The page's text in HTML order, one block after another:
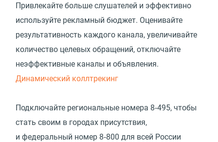
Привлекайте больше слушателей и эффективно
используйте рекламный бюджет. Оценивайте
результативность каждого канала, увеличивайте
количество целевых обращений, отключайте
неэффективные каналы и объявления.
Динамический коллтрекинг
Подключайте региональные номера 8‑495, чтобы
стать своим в городах присутствия,
и федеральный номер 8‑800 для всей России